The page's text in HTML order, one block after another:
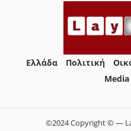
Ελλάδα Πολιτική
Media
©2024 Copyright © —